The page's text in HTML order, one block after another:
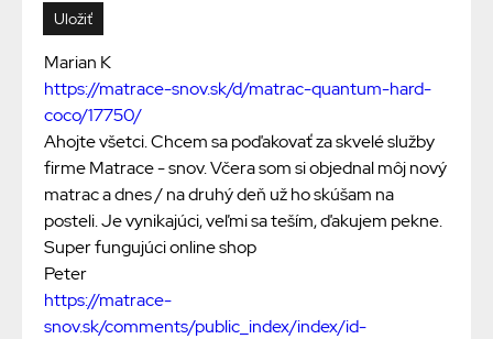
Marian K
https://matrace-snov.sk/d/matrac-quantum-hard-
coco/17750/
Ahojte všetci. Chcem sa poďakovať za skvelé služby
firme Matrace - snov. Včera som si objednal môj nový
matrac a dnes / na druhý deň už ho skúšam na
posteli. Je vynikajúci, veľmi sa teším, ďakujem pekne.
Super fungujúci online shop
Peter
https://matrace-
snov.sk/comments/public_index/index/id-